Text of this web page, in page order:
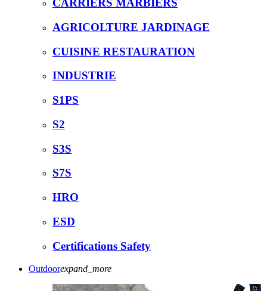
CARRIERS MARBIERS
AGRICOLTURE JARDINAGE
CUISINE RESTAURATION
INDUSTRIE
S1PS
S2
S3S
S7S
HRO
ESD
Certifications Safety
Outdoorexpand_more